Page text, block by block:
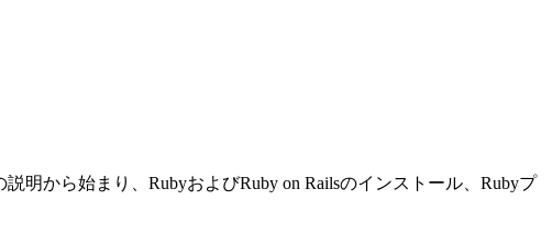
明から始まり、RubyおよびRuby on Railsのインストール、Rubyプ